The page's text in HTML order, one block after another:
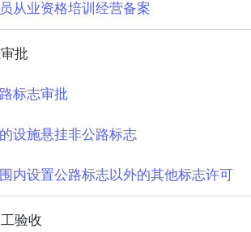
从业资格培训经营备案
批
标志审批
设施悬挂非公路标志
内设置公路标志以外的其他标志许可
验收